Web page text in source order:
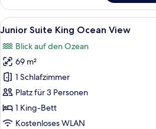
Suite
King
Alle
Fotos
für
Junior
Suite
King
Ocean
View
Ein
5
Junior Suite King Ocean View
Blick auf den Ozean
69 m²
1 Schlafzimmer
Platz für 3 Personen
1 King-Bett
Kostenloses WLAN